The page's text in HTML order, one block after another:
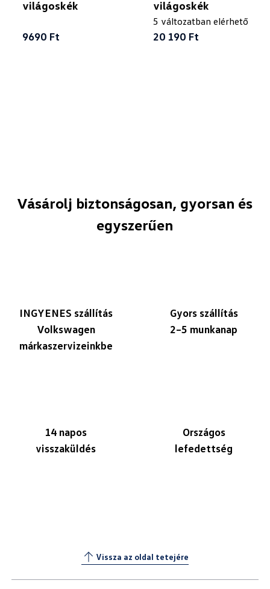
világoskék
9690 Ft
világoskék
5 változatban elérhető
20 190 Ft
Vásárolj biztonságosan, gyorsan és
egyszerűen
INGYENES szállítás
Volkswagen
márkaszervizeinkbe
Gyors szállítás
2–5 munkanap
14 napos
visszaküldés
Országos
lefedettség
Vissza az oldal tetejére